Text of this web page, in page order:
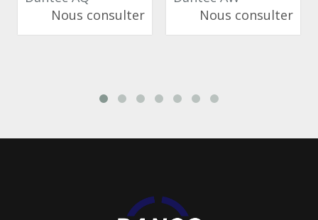
Nous consulter
Nous consulter